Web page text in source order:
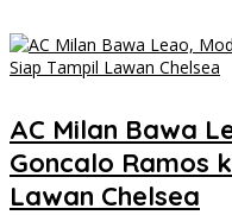
AC Milan Bawa
Goncalo Ramos
Lawan Chelsea